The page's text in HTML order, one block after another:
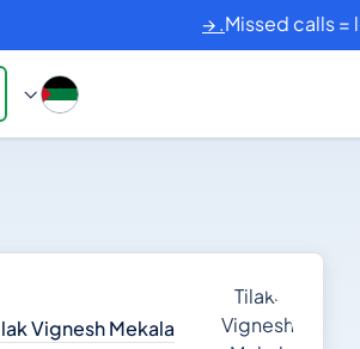
Missed calls =
Vignesh Mekala